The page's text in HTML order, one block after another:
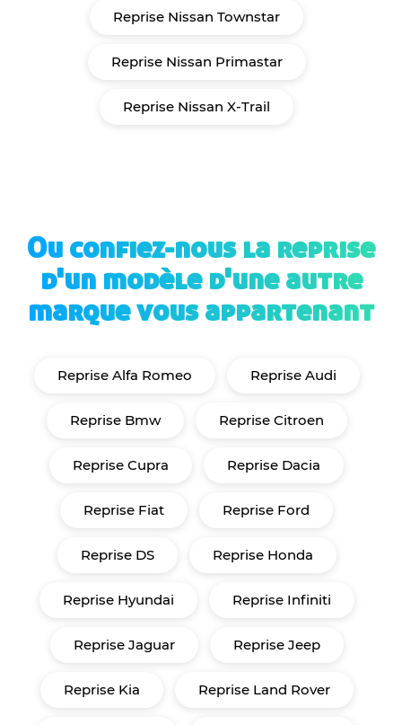
Reprise Nissan Townstar
Reprise Nissan Primastar
Reprise Nissan X-Trail
Ou confiez-nous la reprise
d'un modèle d'une autre
marque vous appartenant
Reprise Alfa Romeo Reprise Audi
Reprise Bmw Reprise Citroen
Reprise Cupra Reprise Dacia
Reprise Fiat Reprise Ford
Reprise DS Reprise Honda
Reprise Hyundai Reprise Infiniti
Reprise Jaguar Reprise Jeep
Reprise Kia Reprise Land Rover